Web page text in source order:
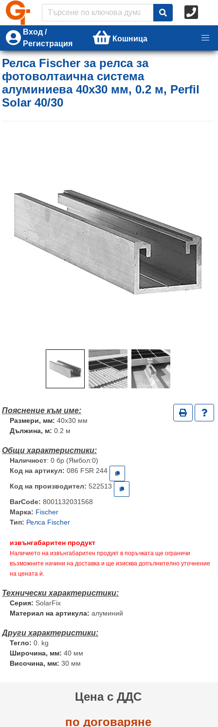
Вход /
Регистрация
Кошница
Релса Fischer за релса за
фотоволтаична система
алуминиева 40x30 мм, 0.2 м, Perfil
Solar 40/30
Размери, мм: 40x30 мм
Дължина, м: 0.2 м
Наличност: 0 бр (Ямбол:0)
Код на артикул: 086 FSR 244
Код на производител: 522513
BarCode: 8001132031568
Марка: Fischer
Тип: Релса Fischer
извънгабаритен продукт
Наличието на извънгабаритен продукт в поръчката ще ограничи
възможните начини на доставка и ще изисква допълнително уточнение
на цената ѝ.
Серия: SolarFix
Материал на артикула: алуминий
Тегло: 0. kg
Широчина, мм: 40 мм
Височина, мм: 30 мм
Цена с ДДС
по договаряне